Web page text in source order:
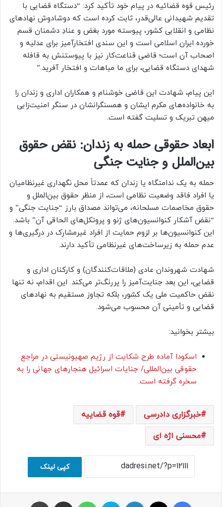
رئیس قوه قضائیه در پیام خود تأکید کرد: “دستگاه قضایی با
تقدیم شهیدانی عالی‌قدر، ثابت کرده است که دوشادوش نهادهای
نظامی و انقلابی کشور، پیوسته مورد بغض و عنادِ دشمنان قسم
خورده ایران اسلامی است و این سندی افتخارآمیز برای عدلیه و
اصحاب آن است؛ قاضی قناعت‌کار نیز با پیوستنش به قافله
شهدای دستگاه قضایی، برای ما مباهات و افتخار آفرید.”
این پیام، شهادت این قاضی خوشنام و همکاران اداری و زندان را
به خانواده‌های مکرم ایشان و همسنگرانشان در سنگر امنیت‌زایی
میهن تبریک و تسلیت گفته است.
ابعاد حقوقی حمله به زندان: نقض حقوق
بین‌الملل و جنایت جنگی
حمله به یک ندامتگاه یا زندان که عمدتاً محل نگهداری غیرنظامیان
یا افراد فاقد وضعیت نظامی است، از منظر حقوق بین‌الملل و
حقوق مخاصمات مسلحانه، می‌تواند مصداق بارز “جنایت جنگی” و
“نقض آشکار کنوانسیون‌های ژنو و پروتکل‌های الحاقی آن” باشد.
این کنوانسیون‌ها بر لزوم حمایت از افراد غیرمشارک در درگیری‌ها و
عدم حمله به زیرساخت‌های غیرنظامی تأکید دارند.
شهادت شهروندان عادی (ملاقات‌کنندگان) و کارکنان اداری و
قضایی، این بعد جنایت‌آمیز را پررنگ‌تر می‌کند. این اقدام، نه تنها
نقض حاکمیت ملی یک کشور، بلکه تجاوز مستقیم به نهادهای
قضایی و تأمینی آن محسوب می‌شود.
بیشتر بخوانید:
اسکودا آماده طرح شکایت از رژیم صهیونیستی در مراجع
حقوقی بین‌المللی/ جنایات اسرائیل هنجارهای جهانی را به
سخره گرفته است.
خبرگزاری دادرسی
قوه قضاییه
محسنی اژه ای
کپی لینک
فیسبوک ایکس لینکداین اسکایپ واتس آپ اشتراک با ایمیل